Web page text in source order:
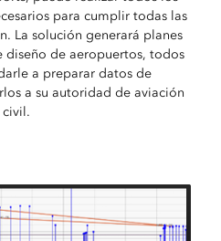
para cumplir todas las
La solución generará planes
diseño de aeropuertos, todos
a preparar datos de
a su autoridad de aviación
civil.